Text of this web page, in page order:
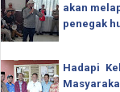
akan
penegak
Hadapi